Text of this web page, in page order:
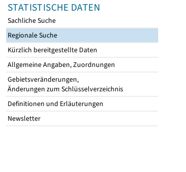
STATISTISCHE DATEN
Sachliche Suche
Regionale Suche
Kürzlich bereitgestellte Daten
Allgemeine Angaben, Zuordnungen
Gebietsveränderungen,
Änderungen zum Schlüsselverzeichnis
Definitionen und Erläuterungen
Newsletter